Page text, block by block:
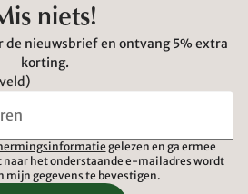
niets!
de nieuwsbrief en ontvang 5% extra
korting.
gelezen en ga ermee
naar het onderstaande e-mailadres wordt
mijn gegevens te bevestigen.